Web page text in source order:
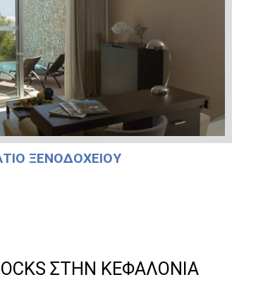
ΞΕΝΟΔΟΧΕΊΟΥ
ΣΤΗΝ ΚΕΦΑΛΟΝΊΑ